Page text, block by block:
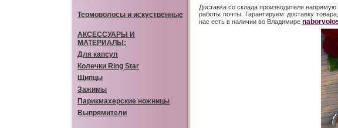
Термоволосы и искуственные
АКСЕССУАРЫ И
МАТЕРИАЛЫ:
Для капсул
Колечки Ring Star
Щипцы
Зажимы
Парикмахерские ножницы
Выпрямители
Доставка со склада производителя
работы почты. Гарантируем доставку
нас есть в наличии во Владимире